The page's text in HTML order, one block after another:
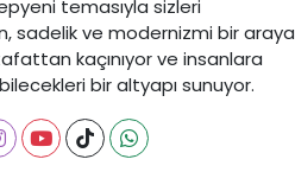
temasıyla sizleri
sadelik ve modernizmi bir araya
kaçınıyor ve insanlara
bir altyapı sunuyor.